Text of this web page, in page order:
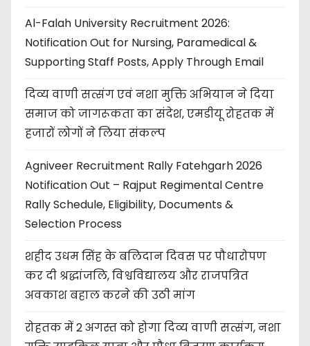
Al-Falah University Recruitment 2026:
Notification Out for Nursing, Paramedical &
Supporting Staff Posts, Apply Through Email
दिव्य वाणी सत्संग एवं नशा मुक्ति अभियान ने दिया
समाज को जागरूकता का संदेश, एमडीयू रोहतक में
हजारों लोगों ने लिया संकल्प
Agniveer Recruitment Rally Fatehgarh 2026
Notification Out – Rajput Regimental Centre
Rally Schedule, Eligibility, Documents &
Selection Process
शहीद उधम सिंह के बलिदान दिवस पर पौधारोपण
कर दी श्रद्धांजलि, विश्वविद्यालय और राजपत्रित
अवकाश बहाल करने की उठी मांग
रोहतक में 2 अगस्त को होगा दिव्य वाणी सत्संग, नशा